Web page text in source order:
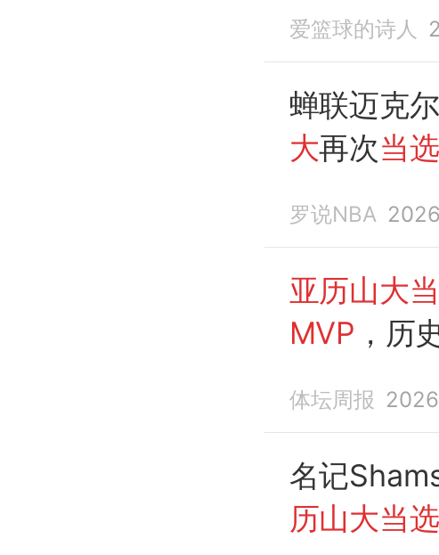
爱篮球的诗人
蝉联迈克
大再次当
罗说NBA
亚历山大
MVP ，历
体坛周报
名记
历山大当